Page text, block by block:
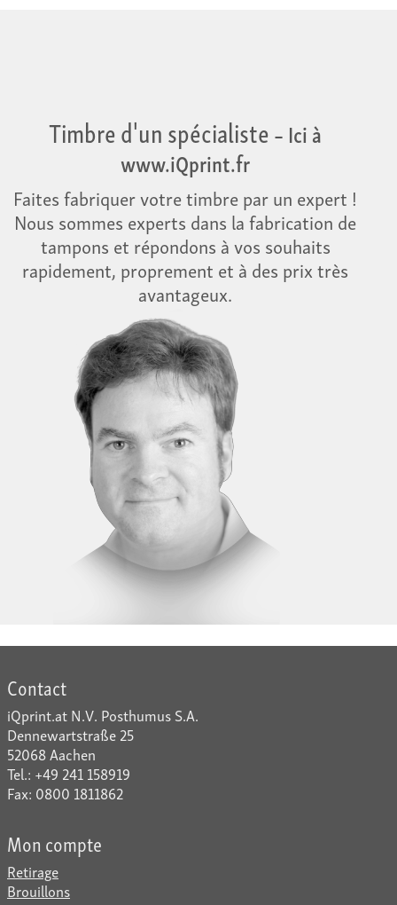
Timbre d'un spécialiste– Ici à
www.iQprint.fr
Faites fabriquer votre timbre par un expert !
Nous sommes experts dans la fabrication de
tampons et répondons à vos souhaits
rapidement, proprement et à des prix très
avantageux.
Contact
iQprint.at N.V. Posthumus S.A.
Dennewartstraße 25
52068 Aachen
Tel.: +49 241 158919
Fax: 0800 1811862
Mon compte
Retirage
Brouillons